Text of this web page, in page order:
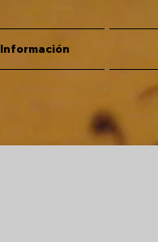
Información